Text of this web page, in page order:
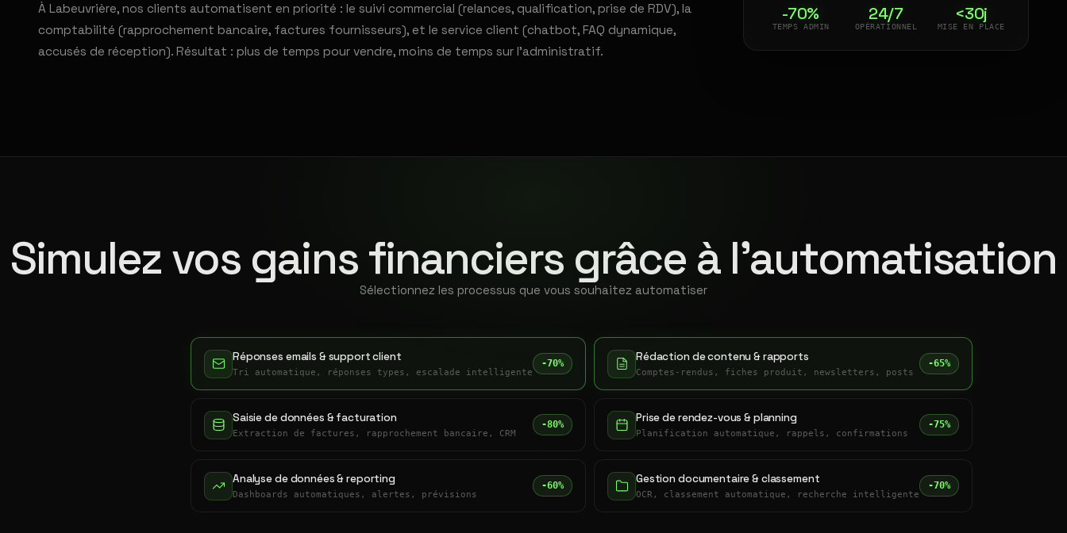
À Labeuvrière, nos clients automatisent en priorité : le suivi commercial (relances, qualification, prise de RDV), la
comptabilité (rapprochement bancaire, factures fournisseurs), et le service client (chatbot, FAQ dynamique,
accusés de réception). Résultat : plus de temps pour vendre, moins de temps sur l'administratif.
-70%
TEMPS ADMIN
24/7
OPÉRATIONNEL
<30j
MISE EN PLACE
Simulez vos gains financiers grâce à l'automatisation
Sélectionnez les processus que vous souhaitez automatiser
Réponses emails & support client
Tri automatique, réponses types, escalade intelligente
-70% Rédaction de contenu & rapports
Comptes-rendus, fiches produit, newsletters, posts
-65%
Saisie de données & facturation
Extraction de factures, rapprochement bancaire, CRM
-80% Prise de rendez-vous & planning
Planification automatique, rappels, confirmations
-75%
Analyse de données & reporting
Dashboards automatiques, alertes, prévisions
-60% Gestion documentaire & classement
OCR, classement automatique, recherche intelligente
-70%